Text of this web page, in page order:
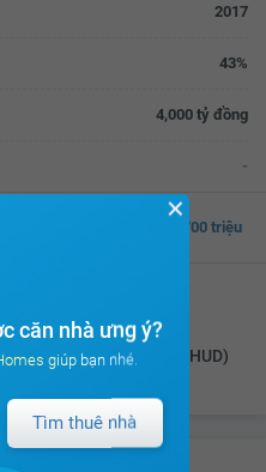
2017
43%
4,000 tỷ đồng
-
700 triệu
triển Nhà và Đô Thị (HUD)
✕
căn nhà ưng ý?
giúp bạn nhé.
Tìm thuê nhà